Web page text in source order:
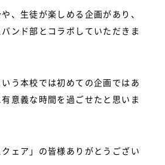
、生徒が楽しめる企画があり、
ンド部とコラボしていただきま
う本校では初めての企画ではあ
意義な時間を過ごせたと思いま
ェア」の皆様ありがとうござい